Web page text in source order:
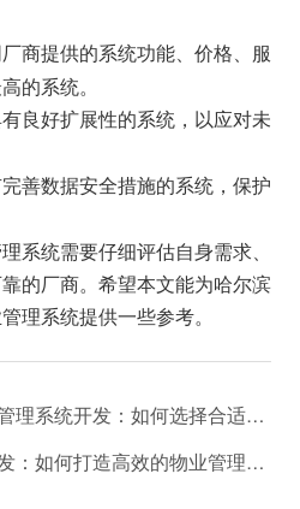
商提供的系统功能、价格、服
的系统。
良好扩展性的系统，以应对未
善数据安全措施的系统，保护
系统需要仔细评估自身需求、
的厂商。希望本文能为哈尔滨
理系统提供一些参考。
哈尔滨物业管理系统开发：如何选择合适的系统？
软件平台开发：如何打造高效的物业管理软件？